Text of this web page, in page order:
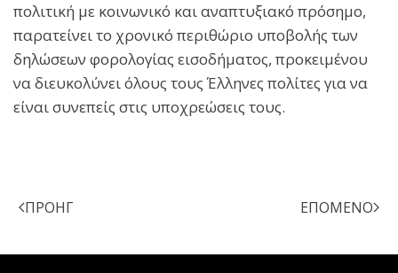
πολιτική με κοινωνικό και αναπτυξιακό πρόσημο,
παρατείνει το χρονικό περιθώριο υποβολής των
δηλώσεων φορολογίας εισοδήματος, προκειμένου
να διευκολύνει όλους τους Έλληνες πολίτες για να
είναι συνεπείς στις υποχρεώσεις τους.
ΠΡΟΗΓ ΕΠΌΜΕΝΟ